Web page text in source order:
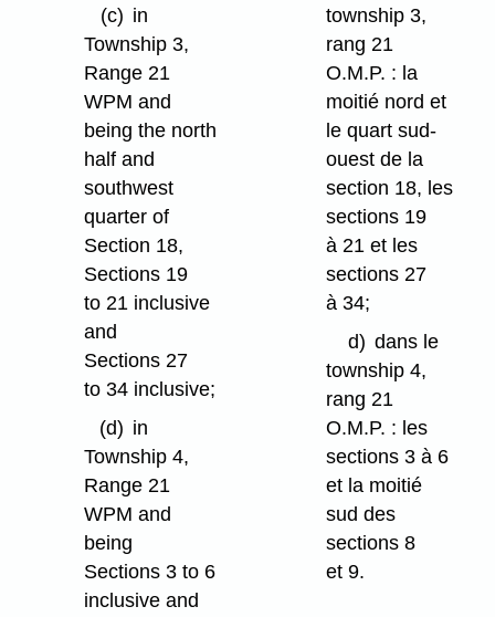
(c) in
Township 3,
Range 21
WPM and
being the north
half and
southwest
quarter of
Section 18,
Sections 19
to 21 inclusive
and
Sections 27
to 34 inclusive;
(d) in
Township 4,
Range 21
WPM and
being
Sections 3 to 6
inclusive and
township 3,
rang 21
O.M.P. : la
moitié nord et
le quart sud-
ouest de la
section 18, les
sections 19
à 21 et les
sections 27
à 34;
d) dans le
township 4,
rang 21
O.M.P. : les
sections 3 à 6
et la moitié
sud des
sections 8
et 9.